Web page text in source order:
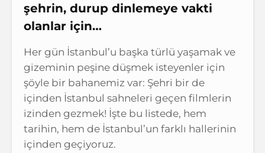
şehrin, durup dinlemeye vakti
olanlar için…
Her gün İstanbul’u başka türlü yaşamak ve
gizeminin peşine düşmek isteyenler için
şöyle bir bahanemiz var: Şehri bir de
içinden İstanbul sahneleri geçen filmlerin
izinden gezmek! İşte bu listede, hem
tarihin, hem de İstanbul’un farklı hallerinin
içinden geçiyoruz.